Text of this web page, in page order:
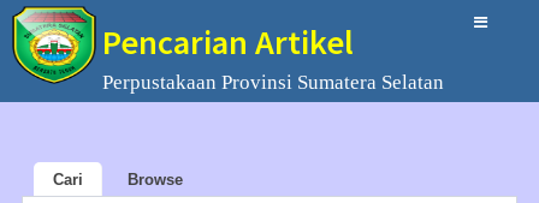
Pencarian Artikel
Perpustakaan Provinsi Sumatera Selatan
Cari Browse